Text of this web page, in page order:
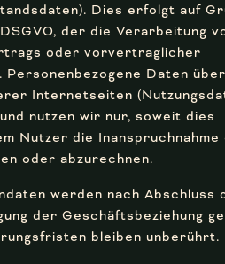
Dies erfolgt auf
der die Verarbeitung
oder vorvertraglicher
Personenbezogene Daten
Internetseiten
nutzen wir nur, soweit dies
Nutzer die Inanspruchnahme
oder abzurechnen.
werden nach Abschluss
der Geschäftsbeziehung
bleiben unberührt.